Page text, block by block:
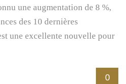
une augmentation de 8 %,
des 10 dernières
une excellente nouvelle pour
0